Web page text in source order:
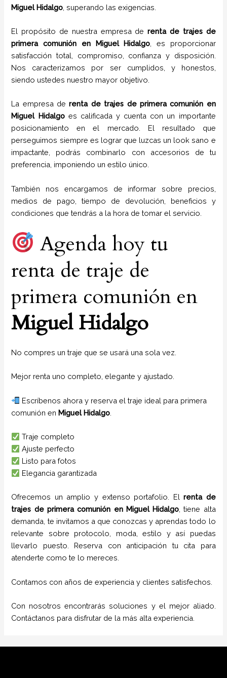
Miguel Hidalgo , superando las exigencias.
El propósito de nuestra empresa derenta de trajes de
primera comunión
en Miguel Hidalgo , es proporcionar
satisfacción total, compromiso, confianza y disposición.
Nos caracterizamos por ser cumplidos, y honestos,
siendo ustedes nuestro mayor objetivo.
La empresa derenta de trajes de primera comunión en
Miguel Hidalgo es calificada y cuenta con un importante
posicionamiento en el mercado. El resultado que
perseguimos siempre es lograr que luzcas un look sano e
impactante, podrás combinarlo con accesorios de tu
preferencia, imponiendo un estilo único.
También nos encargamos de informar sobre precios,
medios de pago, tiempo de devolución, beneficios y
condiciones que tendrás a la hora de tomar el servicio.
Agenda hoy tu
renta de traje de
primera comunión en
Miguel Hidalgo
No compres un traje que se usará una sola vez.
Mejor renta uno completo, elegante y ajustado.
Escríbenos ahora y reserva el traje ideal para primera
comunión enMiguel Hidalgo
Traje completo
Ajuste perfecto
Listo para fotos
Elegancia garantizada
Ofrecemos un amplio y extenso portafolio. Elrenta de
trajes de primera comunión en Miguel Hidalgo, tiene alta
demanda, te invitamos a que conozcas y aprendas todo lo
relevante sobre protocolo, moda, estilo y así puedas
llevarlo puesto. Reserva con anticipación tu cita para
atenderte como te lo mereces.
Contamos con años de experiencia y clientes satisfechos.
Con nosotros encontrarás soluciones y el mejor aliado.
Contáctanos para disfrutar de la más alta experiencia.